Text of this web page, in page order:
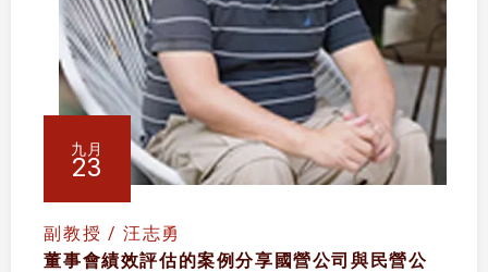
九月
23
副教授 / 汪志勇
董事會績效評估的案例分享國營公司與民營公